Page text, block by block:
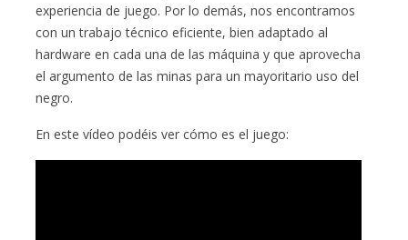
experiencia de juego. Por lo demás, nos encontramos
con un trabajo técnico eficiente, bien adaptado al
hardware en cada una de las máquina y que aprovecha
el argumento de las minas para un mayoritario uso del
negro.
En este vídeo podéis ver cómo es el juego: